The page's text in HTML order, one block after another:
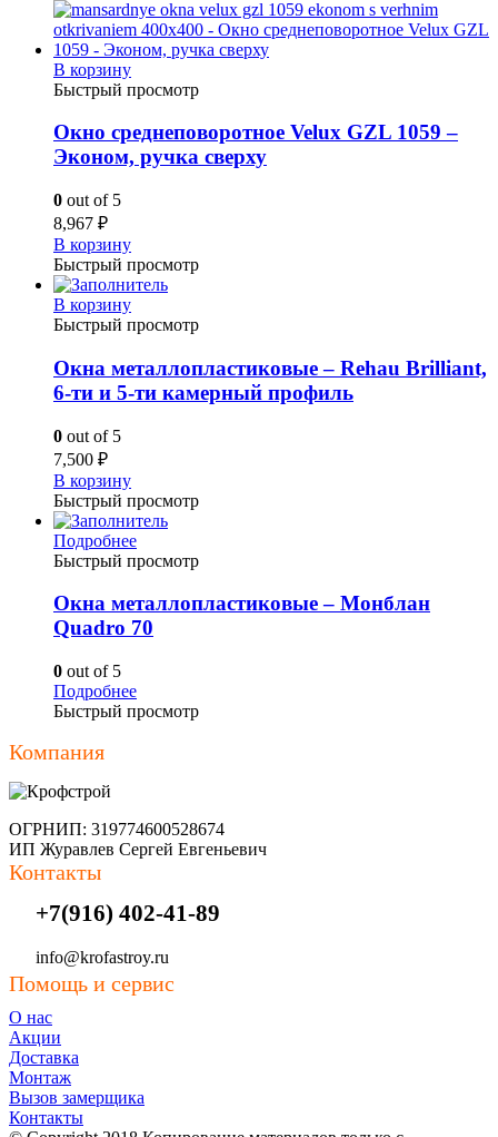
В корзину
Быстрый просмотр
Окно среднеповоротное Velux GZL 1059 –
Эконом, ручка сверху
0 out of 5
8,967 ₽
В корзину
Быстрый просмотр
В корзину
Быстрый просмотр
Окна металлопластиковые – Rehau Brilliant,
6-ти и 5-ти камерный профиль
0 out of 5
7,500 ₽
В корзину
Быстрый просмотр
Подробнее
Быстрый просмотр
Окна металлопластиковые – Монблан
Quadro 70
0 out of 5
Подробнее
Быстрый просмотр
Компания
ОГРНИП: 319774600528674
ИП Журавлев Сергей Евгеньевич
Контакты
+7(916) 402-41-89
info@krofastroy.ru
Помощь и сервис
О нас
Акции
Доставка
Монтаж
Вызов замерщика
Контакты